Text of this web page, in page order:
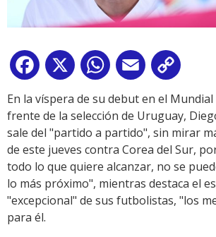
Facebook
X WhatsApp
Email
Link
En la víspera de su debut en el
frente de la selección de Uruguay,
sale del "partido a partido", sin mirar
de este jueves contra Corea del Sur,
todo lo que quiere alcanzar, no se
lo más próximo", mientras destaca el
"excepcional" de sus futbolistas, "los
para él.